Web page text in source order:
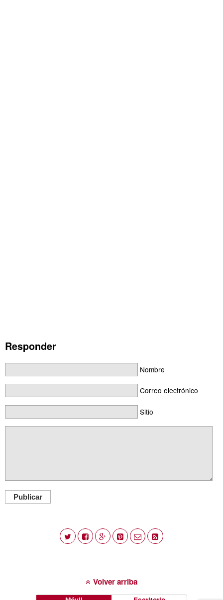
Responder
Nombre
Correo electrónico
Sitio
Publicar
Volver arriba